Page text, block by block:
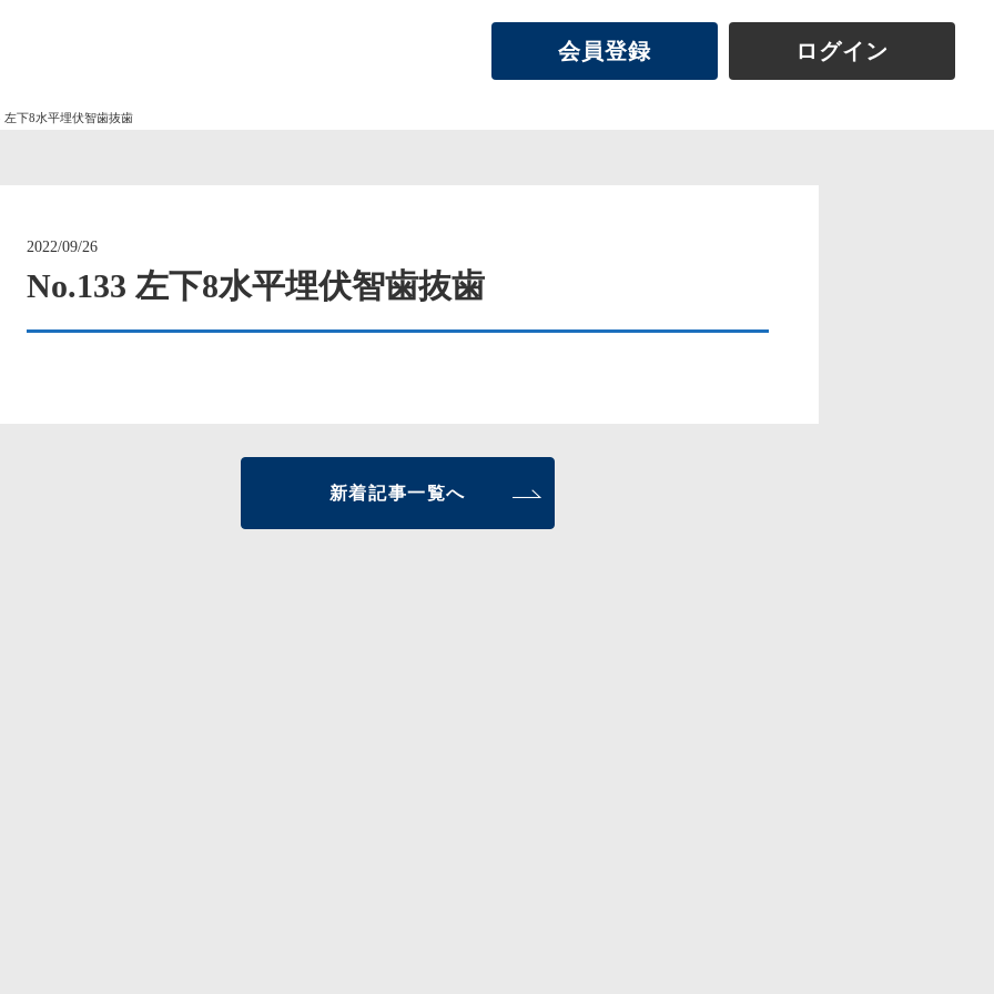
会員登録 ログイン
左下8水平埋伏智歯抜歯
2022/09/26
No.133 左下8水平埋伏智歯抜歯
新着記事一覧へ